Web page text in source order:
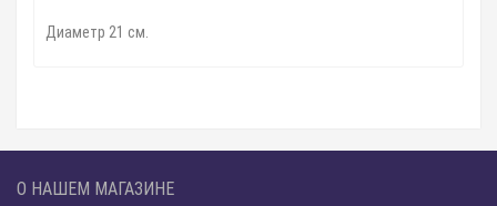
Диаметр 21 см.
О НАШЕМ МАГАЗИНЕ